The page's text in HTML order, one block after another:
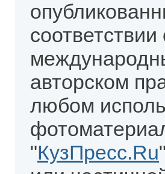
авторском
любом
"КузПресс.Ru